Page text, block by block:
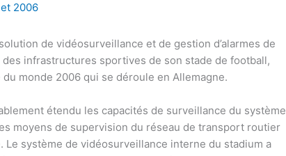
2006
de vidéosurveillance et de gestion d’alarmes de
infrastructures sportives de son stade de football,
monde 2006 qui se déroule en Allemagne.
étendu les capacités de surveillance du système
moyens de supervision du réseau de transport routier
Le système de vidéosurveillance interne du stadium a